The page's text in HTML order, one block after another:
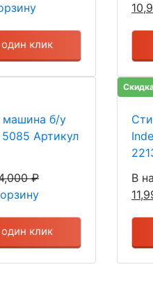
один клик
машина б/у
5085 Артикул
₽
один клик
В